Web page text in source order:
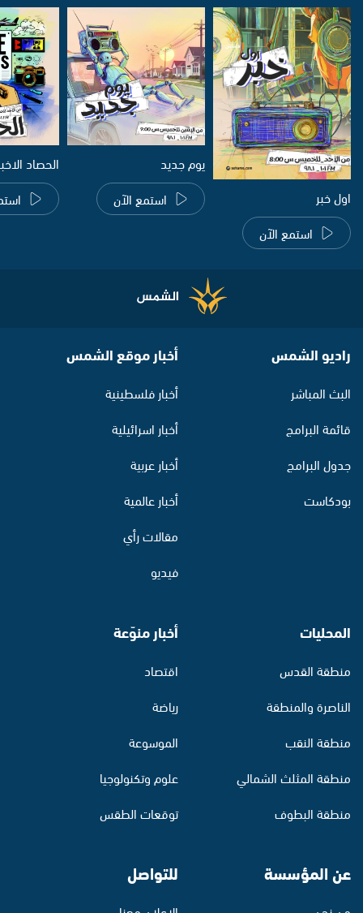
اول خبر
استمع الآن
يوم جديد
استمع الآن
الحصاد
راديو الشمس
البث المباشر
قائمة البرامج
جدول البرامج
بودكاست
أخبار موقع الشمس
أخبار فلسطينية
أخبار اسرائيلية
أخبار عربية
أخبار عالمية
مقالات رأي
فيديو
المحليات
منطقة القدس
الناصرة والمنطقة
منطقة النقب
منطقة المثلث الشمالي
منطقة البطوف
أخبار منوّعة
اقتصاد
رياضة
الموسوعة
علوم وتكنولوجيا
توقعات الطقس
عن المؤسسة للتواصل